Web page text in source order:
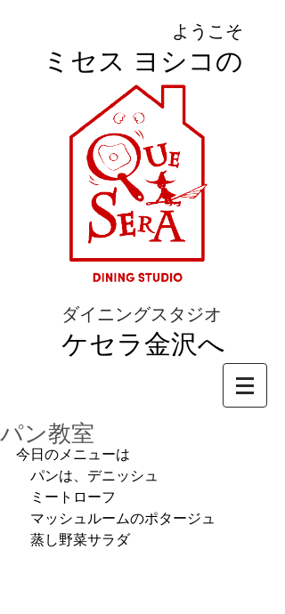
ようこそ
ミセス ヨシコの
ダイニングスタジオ
ケセラ金沢へ
パン教室
今日のメニューは
パンは、デニッシュ
ミートローフ
マッシュルームのポタージュ
蒸し野菜サラダ